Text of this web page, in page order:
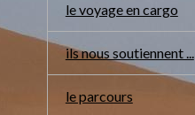
le voyage en cargo
ils nous soutiennent ...
le parcours